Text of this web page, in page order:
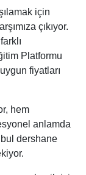
için
çıkıyor.
farklı
Platformu
fiyatları
hem
anlamda
dershane